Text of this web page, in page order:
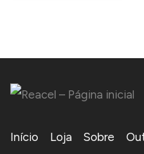
Início Loja Sobre